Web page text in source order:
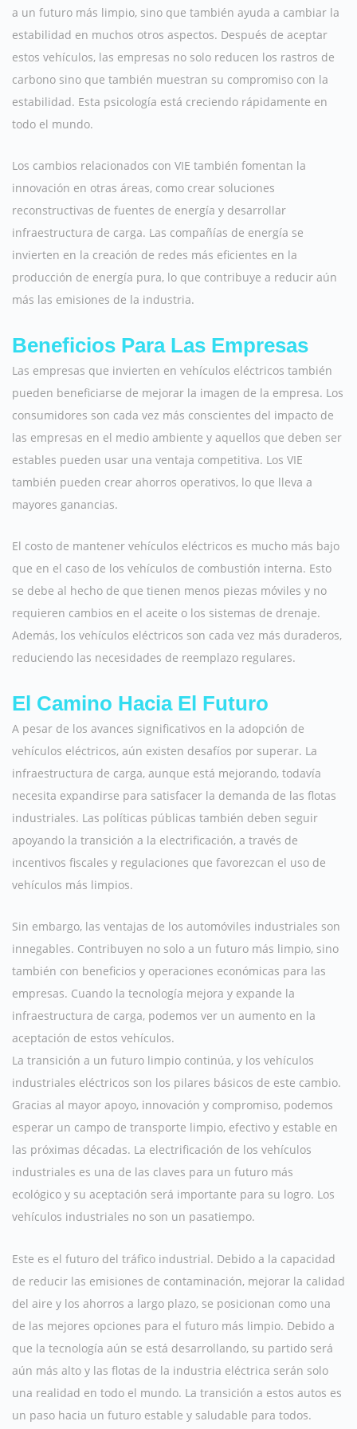
a un futuro más limpio, sino que también ayuda a cambiar la
estabilidad en muchos otros aspectos. Después de aceptar
estos vehículos, las empresas no solo reducen los rastros de
carbono sino que también muestran su compromiso con la
estabilidad. Esta psicología está creciendo rápidamente en
todo el mundo.
Los cambios relacionados con VIE también fomentan la
innovación en otras áreas, como crear soluciones
reconstructivas de fuentes de energía y desarrollar
infraestructura de carga. Las compañías de energía se
invierten en la creación de redes más eficientes en la
producción de energía pura, lo que contribuye a reducir aún
más las emisiones de la industria.
Beneficios Para Las Empresas
Las empresas que invierten en vehículos eléctricos también
pueden beneficiarse de mejorar la imagen de la empresa. Los
consumidores son cada vez más conscientes del impacto de
las empresas en el medio ambiente y aquellos que deben ser
estables pueden usar una ventaja competitiva. Los VIE
también pueden crear ahorros operativos, lo que lleva a
mayores ganancias.
El costo de mantener vehículos eléctricos es mucho más bajo
que en el caso de los vehículos de combustión interna. Esto
se debe al hecho de que tienen menos piezas móviles y no
requieren cambios en el aceite o los sistemas de drenaje.
Además, los vehículos eléctricos son cada vez más duraderos,
reduciendo las necesidades de reemplazo regulares.
El Camino Hacia El Futuro
A pesar de los avances significativos en la adopción de
vehículos eléctricos, aún existen desafíos por superar. La
infraestructura de carga, aunque está mejorando, todavía
necesita expandirse para satisfacer la demanda de las flotas
industriales. Las políticas públicas también deben seguir
apoyando la transición a la electrificación, a través de
incentivos fiscales y regulaciones que favorezcan el uso de
vehículos más limpios.
Sin embargo, las ventajas de los automóviles industriales son
innegables. Contribuyen no solo a un futuro más limpio, sino
también con beneficios y operaciones económicas para las
empresas. Cuando la tecnología mejora y expande la
infraestructura de carga, podemos ver un aumento en la
aceptación de estos vehículos.
La transición a un futuro limpio continúa, y los vehículos
industriales eléctricos son los pilares básicos de este cambio.
Gracias al mayor apoyo, innovación y compromiso, podemos
esperar un campo de transporte limpio, efectivo y estable en
las próximas décadas. La electrificación de los vehículos
industriales es una de las claves para un futuro más
ecológico y su aceptación será importante para su logro. Los
vehículos industriales no son un pasatiempo.
Este es el futuro del tráfico industrial. Debido a la capacidad
de reducir las emisiones de contaminación, mejorar la calidad
del aire y los ahorros a largo plazo, se posicionan como una
de las mejores opciones para el futuro más limpio. Debido a
que la tecnología aún se está desarrollando, su partido será
aún más alto y las flotas de la industria eléctrica serán solo
una realidad en todo el mundo. La transición a estos autos es
un paso hacia un futuro estable y saludable para todos.